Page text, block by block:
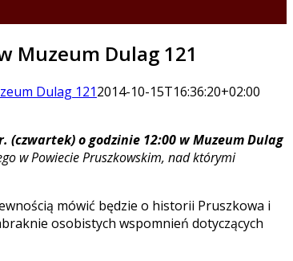
Muzeum Dulag 121
Dulag 1212014-10-15T16:36:20+02:00
(czwartek) o godzinie 12:00 w Muzeum Dulag
w Powiecie Pruszkowskim, nad którymi
mówić będzie o historii Pruszkowa i
osobistych wspomnień dotyczących